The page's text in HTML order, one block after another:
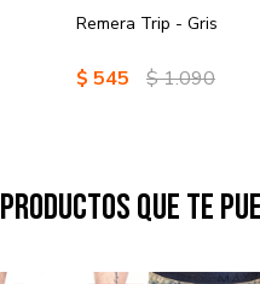
Remera Trip - Gris
$ 545 $1.090
Productos que te